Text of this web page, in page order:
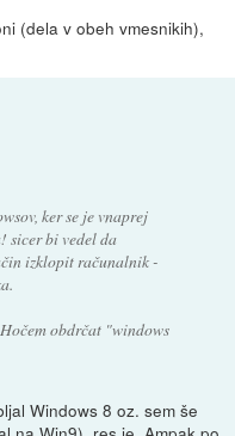
(dela v obeh vmesnikih),
ker se je vnaprej
sicer bi vedel da
izklopit računalnik -
obdrčat "windows
Windows 8 oz. sem še